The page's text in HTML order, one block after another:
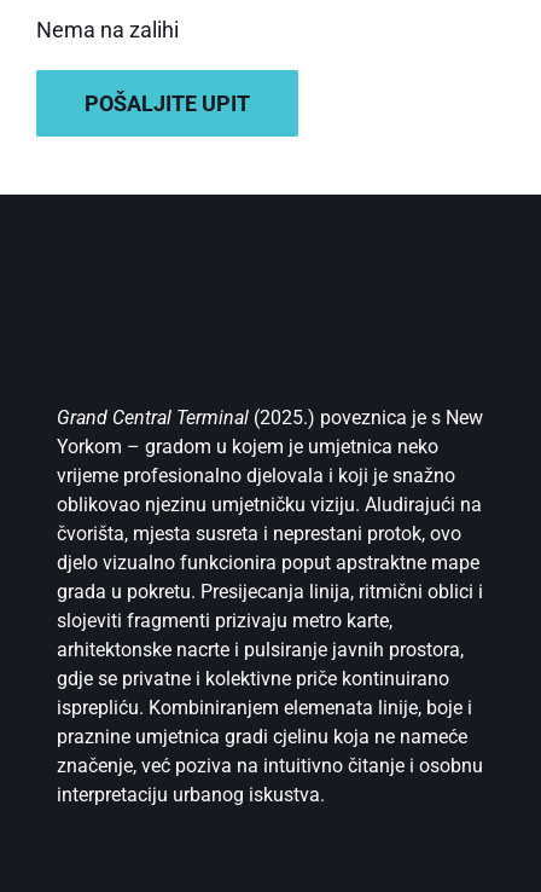
Nema na zalihi
POŠALJITE UPIT
Grand Central Terminal(2025.) poveznica je s New
Yorkom – gradom u kojem je umjetnica neko
vrijeme profesionalno djelovala i koji je snažno
oblikovao njezinu umjetničku viziju. Aludirajući na
čvorišta, mjesta susreta i neprestani protok, ovo
djelo vizualno funkcionira poput apstraktne mape
grada u pokretu. Presijecanja linija, ritmični oblici i
slojeviti fragmenti prizivaju metro karte,
arhitektonske nacrte i pulsiranje javnih prostora,
gdje se privatne i kolektivne priče kontinuirano
isprepliću. Kombiniranjem elemenata linije, boje i
praznine umjetnica gradi cjelinu koja ne nameće
značenje, već poziva na intuitivno čitanje i osobnu
interpretaciju urbanog iskustva.